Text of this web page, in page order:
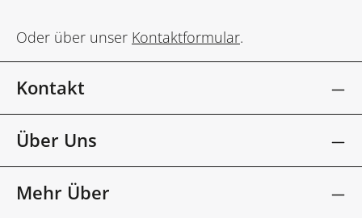
Oder über unser Kontaktformular.
Kontakt
Über Uns
Mehr Über